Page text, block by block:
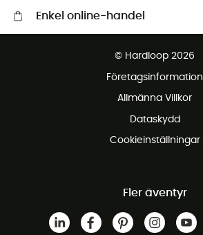
Enkel online-handel
© Hardloop 2026
Företagsinformation
Allmänna Villkor
Dataskydd
Cookieinställningar
Fler äventyr